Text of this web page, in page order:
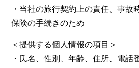
・当社の旅行契約上の責任、事故
保険の手続きのため
＜提供する個人情報の項目＞
・氏名、性別、年齢、住所、電話